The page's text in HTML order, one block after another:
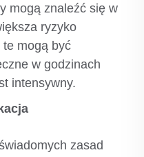
mogą znaleźć się w
ryzyko
mogą być
w godzinach
intensywny.
zasad